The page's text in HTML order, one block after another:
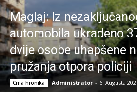
Maglaj: Iz
automobila ukradeno
dvije osobe uhapšene
pružanja otpora policiji
Crna hronika Administrator - 6. Augusta